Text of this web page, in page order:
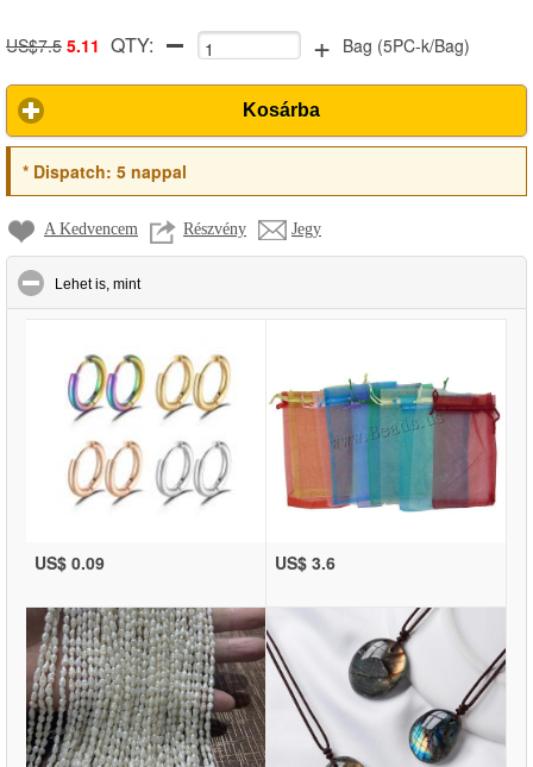
US$7.5 5.11 QTY: + Bag (5PC-k/Bag)
Kosárba
*Dispatch: 5 nappal
A Kedvencem Részvény Jegy
Lehet is, mintclick to collapse contents
US$ 0.09 US$ 3.6